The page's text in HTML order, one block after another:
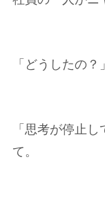
「どうしたの？
「思考が停止
て。